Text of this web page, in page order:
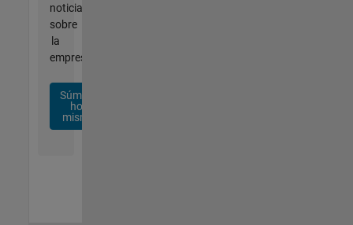
noticias
sobre
la
empresa.
Súmese
hoy
mismo